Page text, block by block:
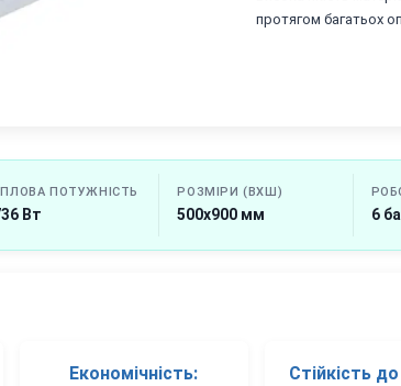
протягом багатьох
ПОТУЖНІСТЬ
Вт
РОЗМІРИ (ВХШ)
500х900 мм 6
Економічність: Стійкість до